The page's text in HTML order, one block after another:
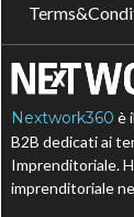
Nextwork360 è
B2B dedicati ai
Imprenditoriale.
imprenditoriale